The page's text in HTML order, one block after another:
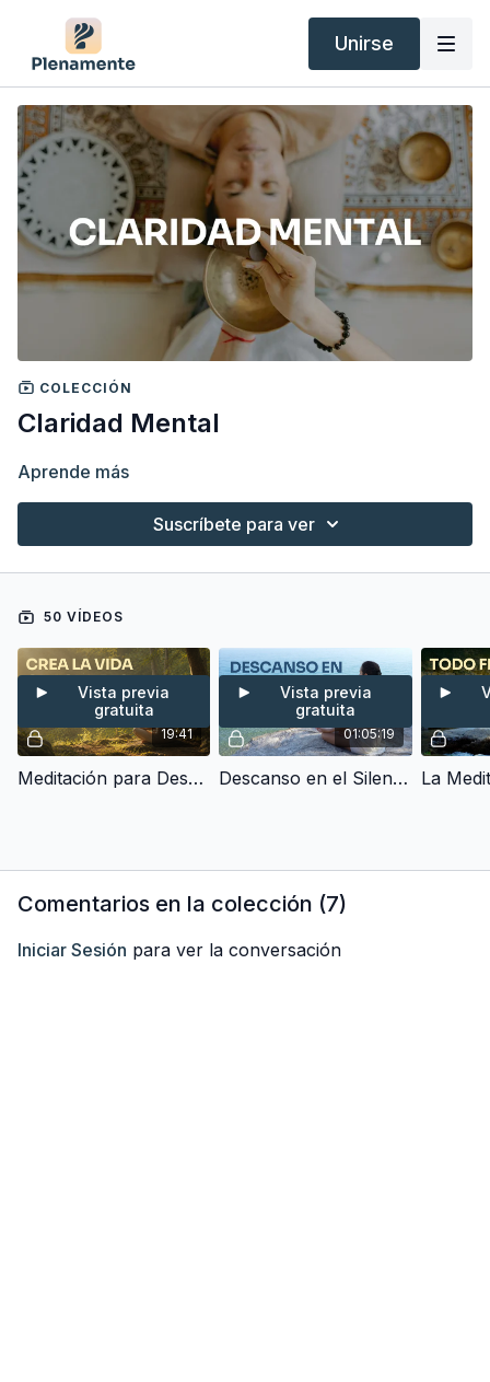
Unirse
COLECCIÓN
Claridad Mental
Aprende más
Suscríbete para ver
50 VÍDEOS
19:41
Vista previa
gratuita
Meditación para Despertar tu Poder Personal - Crea la vida que quieres (20 min)
01:05:19
Vista previa
gratuita
Descanso en el Silencio - Meditación Silenciosa (60 min)
Comentarios en la colección (7)
Iniciar Sesión para ver la conversación